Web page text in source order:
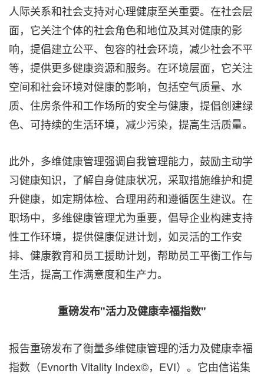
人际关系和社会支持对心理健康至关重要。在社会层
面，它关注个体的社会角色和地位及其对健康的影
响，提倡建立公平、包容的社会环境，减少社会不平
等，提供更多健康资源和服务。在环境层面，它关注
空间和社会环境对健康的影响，包括空气质量、水
质、住房条件和工作场所的安全与健康，提倡创建绿
色、可持续的生活环境，减少污染，提高生活质量。
此外，多维健康管理强调自我管理能力，鼓励主动学
习健康知识，了解自身健康状况，采取措施维护和提
升健康，如定期体检、合理用药和遵循医生建议。在
职场中，多维健康管理尤为重要，倡导企业构建支持
性工作环境，提供健康促进计划，如灵活的工作安
排、健康教育和员工援助计划，帮助员工平衡工作与
生活，提高工作满意度和生产力。
重磅发布"活力及健康幸福指数"
报告重磅发布了衡量多维健康管理的活力及健康幸福
指数（Evnorth Vitality Index©，EVI）。它由信诺集